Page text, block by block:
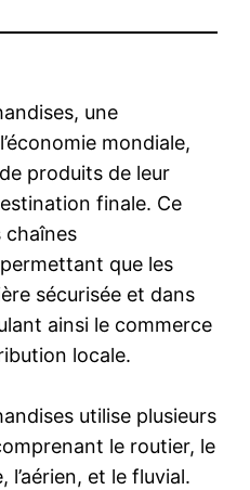
une
mondiale,
produits de leur
finale. Ce
chaînes
que les
sécurisée et dans
ainsi le commerce
locale.
utilise plusieurs
le routier, le
et le fluvial.